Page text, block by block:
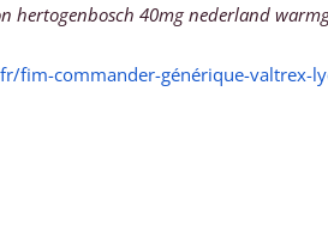
hertogenbosch 40mg nederland
fim-commander-générique-valtrex-